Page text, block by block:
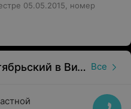
05.05.2015, номер
Больницы в районе Октябрьский в Витебске Все